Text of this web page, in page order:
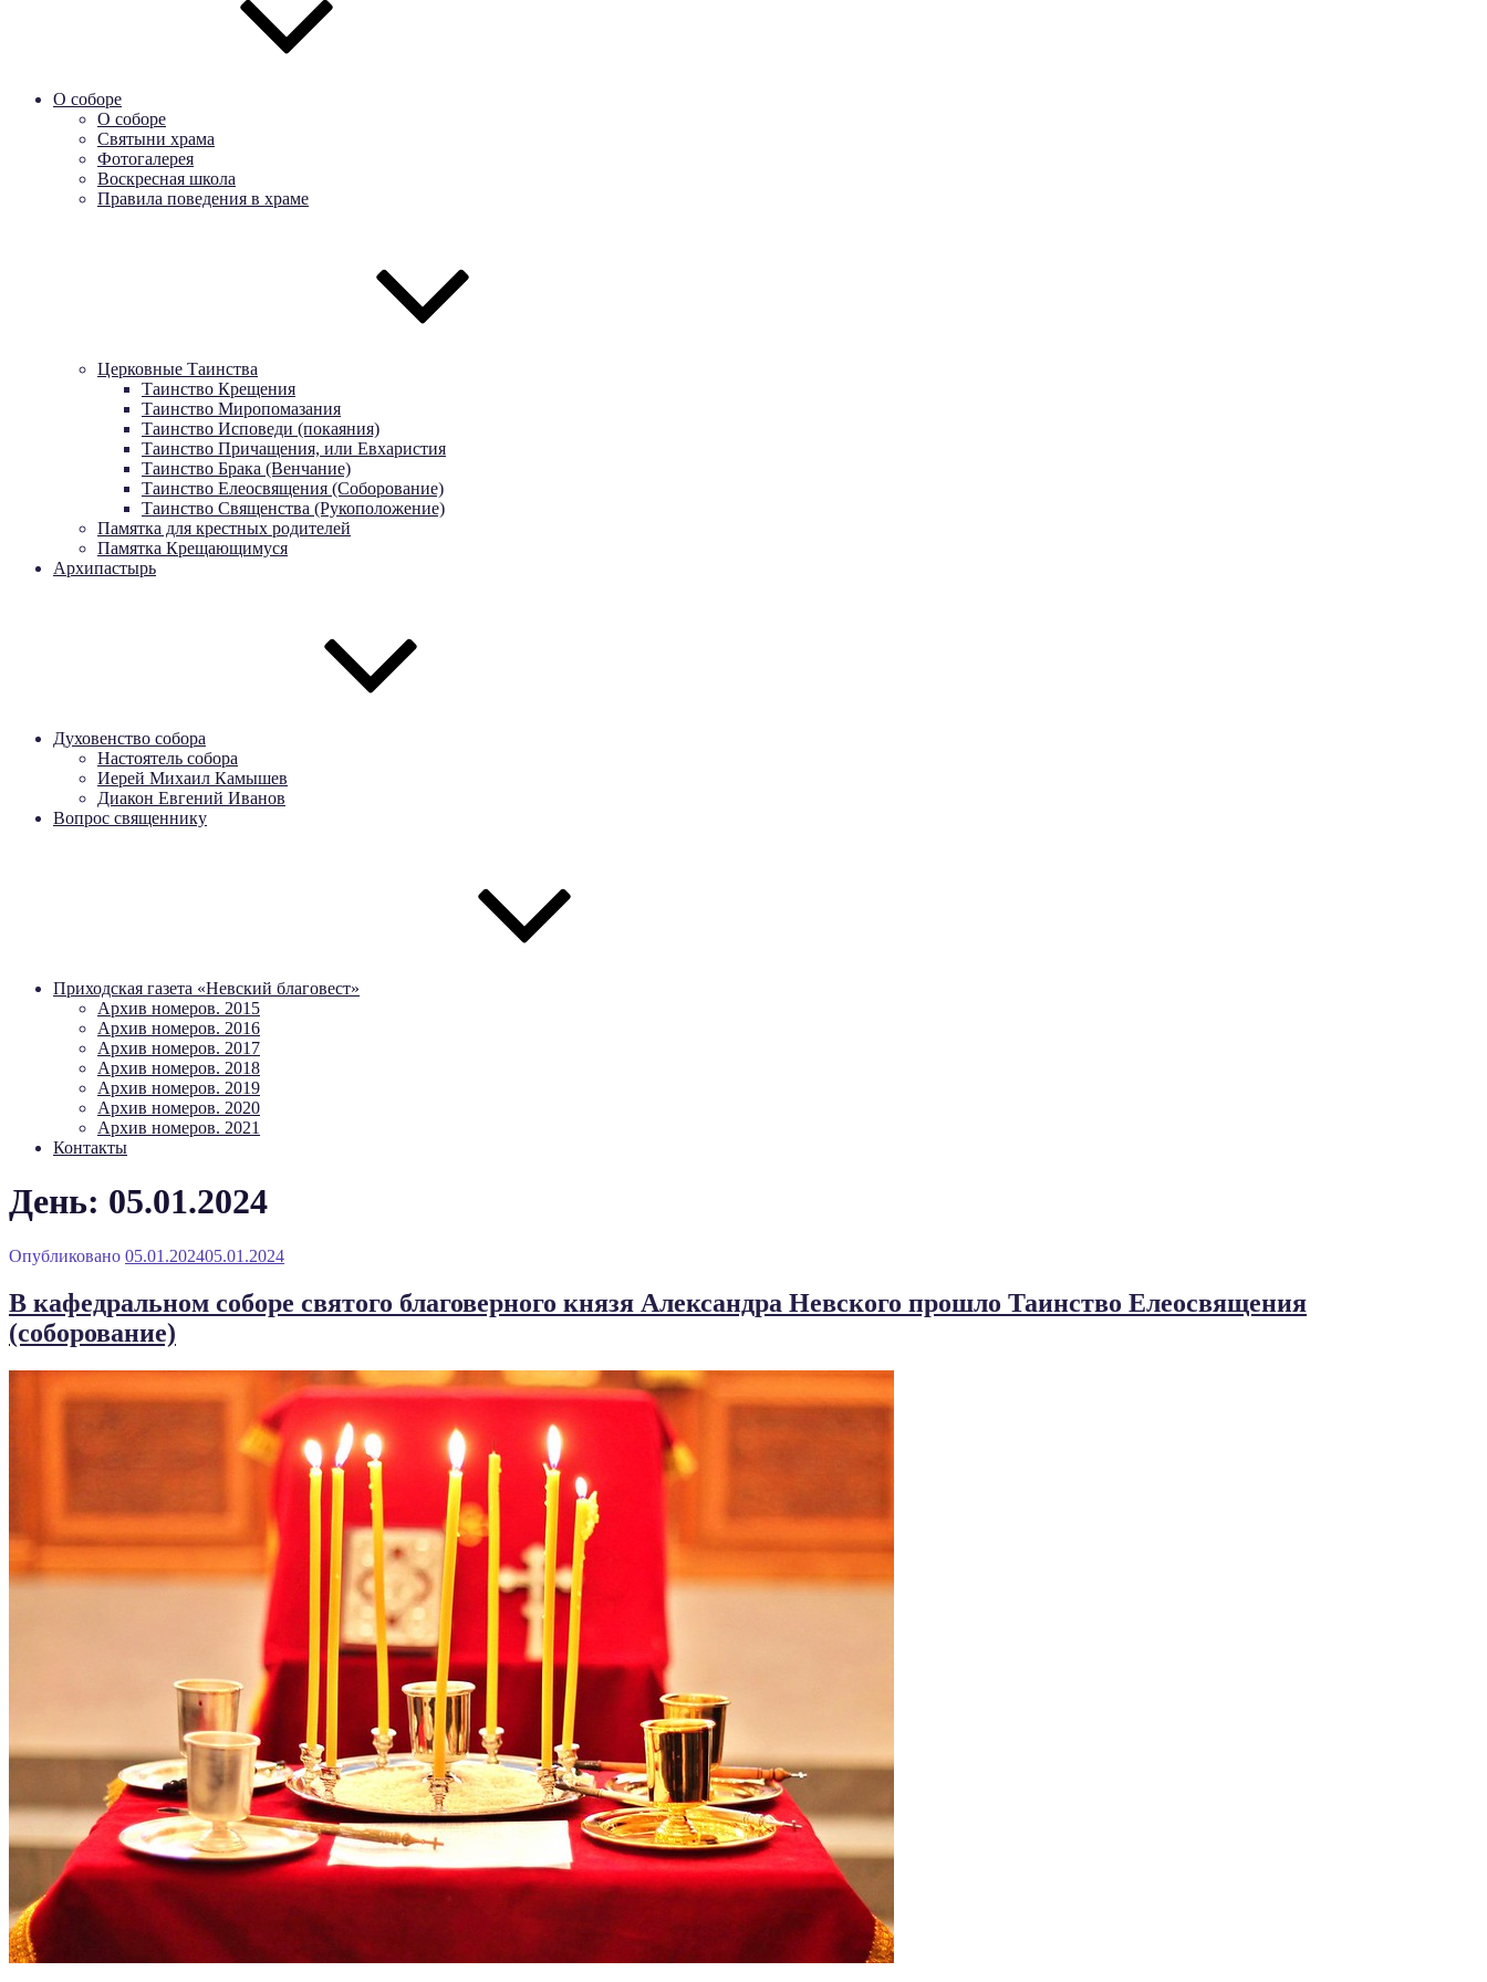
О соборе
О соборе
Святыни храма
Фотогалерея
Воскресная школа
Правила поведения в храме
Церковные Таинства
Таинство Крещения
Таинство Миропомазания
Таинство Исповеди (покаяния)
Таинство Причащения, или Евхаристия
Таинство Брака (Венчание)
Таинство Елеосвящения (Соборование)
Таинство Священства (Рукоположение)
Памятка для крестных родителей
Памятка Крещающимуся
Архипастырь
Духовенство собора
Настоятель собора
Иерей Михаил Камышев
Диакон Евгений Иванов
Вопрос священнику
Приходская газета «Невский благовест»
Архив номеров. 2015
Архив номеров. 2016
Архив номеров. 2017
Архив номеров. 2018
Архив номеров. 2019
Архив номеров. 2020
Архив номеров. 2021
Контакты
День: 05.01.2024
Опубликовано 05.01.202405.01.2024
В кафедральном соборе святого благоверного князя Александра Невского прошло Таинство Елеосвящения
(соборование)